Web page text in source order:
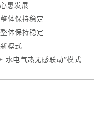
惠发展
体保持稳定
体保持稳定
模式
水电气热无感联动”模式